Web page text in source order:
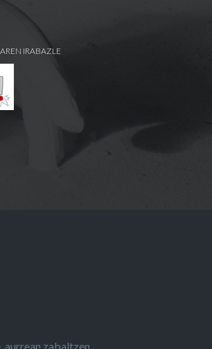
IRABAZLE
aurrean zabaltzen